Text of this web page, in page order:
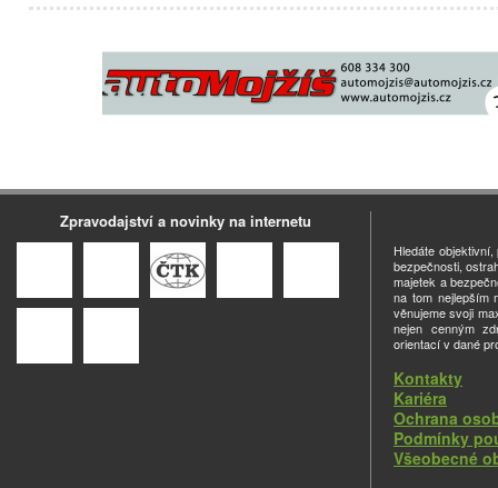
Zpravodajství a novinky na internetu
Hledáte
bezpečnosti,
majetek a
na tom nejlepším
věnujeme svoji
nejen cenným
orientací v dané
Kontakty
Kariéra
Ochrana
Podmínky
Všeobecné